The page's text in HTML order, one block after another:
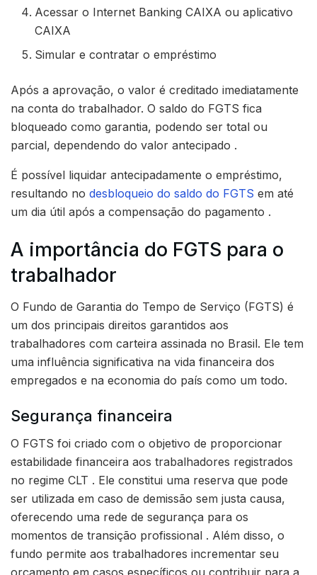
Acessar o Internet Banking CAIXA ou aplicativo
CAIXA
Simular e contratar o empréstimo
Após a aprovação, o valor é creditado imediatamente
na conta do trabalhador. O saldo do FGTS fica
bloqueado como garantia, podendo ser total ou
parcial, dependendo do valor antecipado .
É possível liquidar antecipadamente o empréstimo,
resultando no desbloqueio do saldo do FGTS em até
um dia útil após a compensação do pagamento .
A importância do FGTS para o
trabalhador
O Fundo de Garantia do Tempo de Serviço (FGTS) é
um dos principais direitos garantidos aos
trabalhadores com carteira assinada no Brasil. Ele tem
uma influência significativa na vida financeira dos
empregados e na economia do país como um todo.
Segurança financeira
O FGTS foi criado com o objetivo de proporcionar
estabilidade financeira aos trabalhadores registrados
no regime CLT . Ele constitui uma reserva que pode
ser utilizada em caso de demissão sem justa causa,
oferecendo uma rede de segurança para os
momentos de transição profissional . Além disso, o
fundo permite aos trabalhadores incrementar seu
orçamento em casos específicos ou contribuir para a